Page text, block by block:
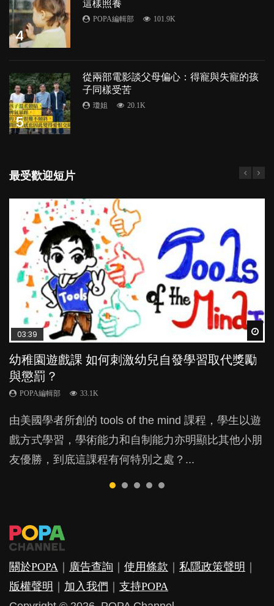
4
這樣照養
POPA編輯部 101.9K
5
從兩部電影談父母偏心：得寵與失寵的孩
子同樣受苦
瓊姐 20.1K
最受歡迎短片
03:39
幼稚園遊戲課 如何刺激幼兒自發學習取代獎勵
與懲罰？
POPA編輯部 33.1K
由美國學者所創的 tools of the mind 課程，學生以遊
戲方式學習，學術能力和自制能力亦明顯比其他小朋
友優勝，到底這課程有何特別之處？...
04:59
幼兒playgroup真係玩耍中學習？研究指BB 15個
月大前上堂不見效果
POPA編輯部 47.1K
現今小朋友的起跑線，愈推愈前。雖然政府並無官方
的統計數字，但粗略估算，香港至少有六、七百家早
期教育中心，但孩子是否愈早上Playgroup愈好？...
03:02
老公患產後憂鬱症對BB的影響
POPA編輯部
鬱，影響日常生活，嚴重的甚至會有自殺，或傷害小
朋友的念頭。但為何爸爸患上產後抑鬱往往難以察
覺？...
04:06
全職好？在職好？｜全職媽媽與在職媽媽的壓
力與價值
POPA編輯部 25.8K
許多媽媽心底可能都有一刻掙扎過：究竟全職好，還
是在職好。雖說每個家庭都有自己的獨特狀況和考慮
因素，但原來全職和在職媽媽所養育的子女其實都各
03:41
BB口腔期乜都放入口，父母該制止還是放手？
POPA編輯部
成吮手指的習慣，大個就很難戒，但原來一刀切阻止
他們放東西入口，隨時會影響孩子的身心發展？...
關於POPA 廣告查詢 使用條款 私隱政策聲明
版權聲明
加入我們
支持POPA